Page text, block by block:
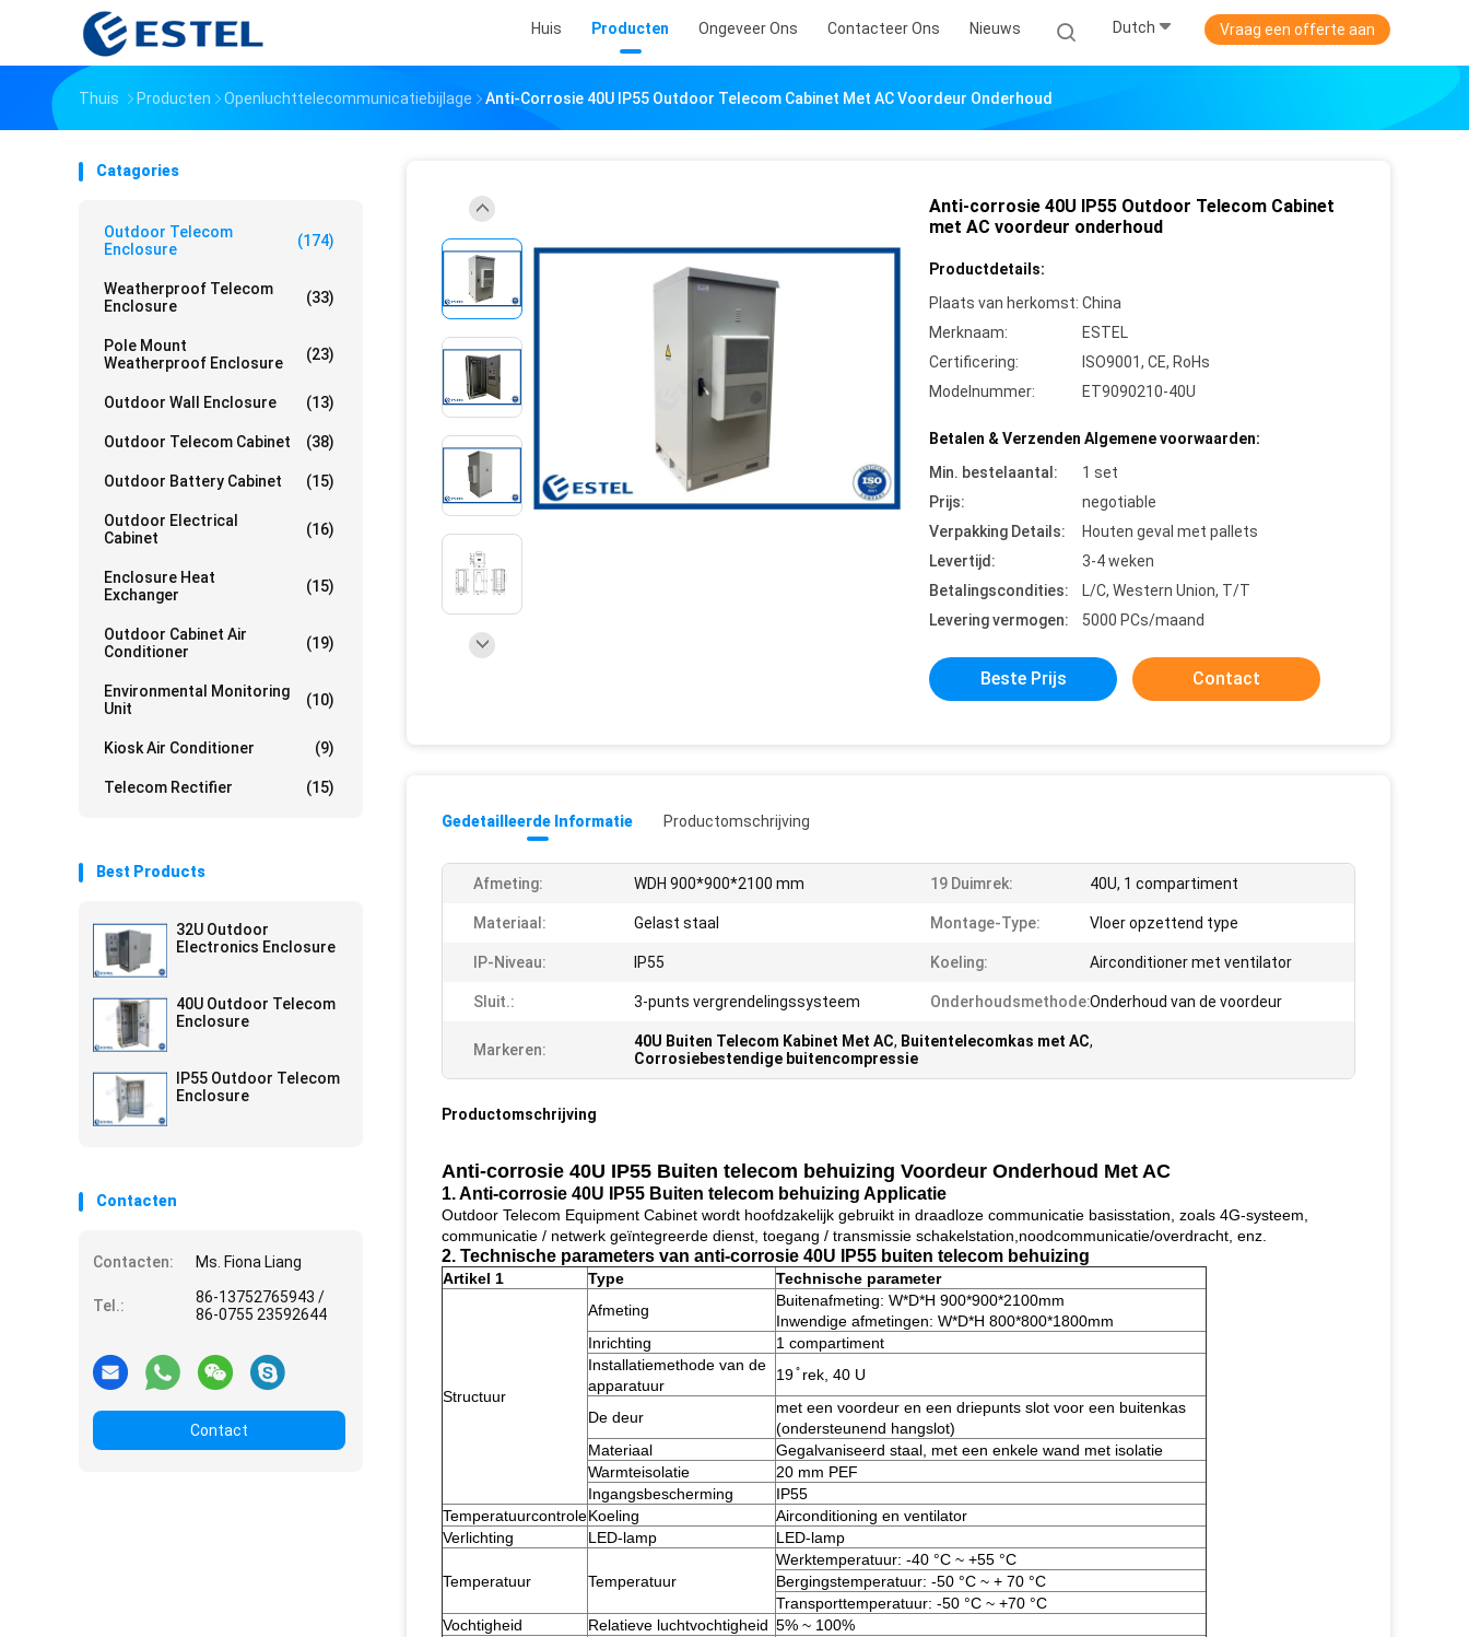
Huis Producten Ongeveer Ons Contacteer Ons Nieuws Dutch Vraag een offerte aan
Thuis Producten Openluchttelecommunicatiebijlage Anti-Corrosie 40U IP55 Outdoor Telecom Cabinet Met AC Voordeur Onderhoud
Catagories
Outdoor Telecom
Enclosure
(174)
Weatherproof Telecom
Enclosure
(33)
Pole Mount
Weatherproof Enclosure
(23)
Outdoor Wall Enclosure (13)
Outdoor Telecom Cabinet (38)
Outdoor Battery Cabinet (15)
Outdoor Electrical
Cabinet
(16)
Enclosure Heat
Exchanger
(15)
Outdoor Cabinet Air
Conditioner
(19)
Environmental Monitoring
Unit
(10)
Kiosk Air Conditioner (9)
Telecom Rectifier (15)
Best Products
32U Outdoor
Electronics Enclosure
40U Outdoor Telecom
Enclosure
IP55 Outdoor Telecom
Enclosure
Contacten
Contacten: Ms. Fiona Liang
Tel.:
86-13752765943 /
86-0755 23592644
Contact
Anti-corrosie 40U IP55 Outdoor Telecom Cabinet
met AC voordeur onderhoud
Productdetails:
Plaats van herkomst: China
Merknaam:
ESTEL
Certificering:
ISO9001, CE, RoHs
Modelnummer:
ET9090210-40U
Betalen & Verzenden Algemene voorwaarden:
Min. bestelaantal:
1 set
Prijs:
negotiable
Verpakking Details:
Houten geval met pallets
Levertijd:
3-4 weken
Betalingscondities:
L/C, Western Union, T/T
Levering vermogen:
5000 PCs/maand
Beste Prijs Contact
Gedetailleerde Informatie Productomschrijving
Afmeting: WDH 900*900*2100 mm 19 Duimrek: 40U, 1 compartiment
Materiaal: Gelast staal Montage-Type: Vloer opzettend type
IP-Niveau: IP55 Koeling: Airconditioner met ventilator
Sluit.: 3-punts vergrendelingssysteem Onderhoudsmethode:Onderhoud van de voordeur
Markeren: 40U Buiten Telecom Kabinet Met AC, Buitentelecomkas met AC,
Corrosiebestendige buitencompressie
Productomschrijving
Anti-corrosie 40U IP55 Buiten telecom behuizing Voordeur Onderhoud Met AC
1. Anti-corrosie 40U IP55 Buiten telecom behuizing Applicatie
Outdoor Telecom Equipment Cabinet wordt hoofdzakelijk gebruikt in draadloze communicatie basisstation, zoals 4G-systeem,
communicatie / netwerk geïntegreerde dienst, toegang / transmissie schakelstation,noodcommunicatie/overdracht, enz.
2. Technische parameters van anti-corrosie 40U IP55 buiten telecom behuizing
Artikel 1 Type Technische parameter
Structuur
Afmeting
Buitenafmeting: W*D*H 900*900*2100mm
Inwendige afmetingen: W*D*H 800*800*1800mm
Inrichting
1 compartiment
Installatiemethode van de
apparatuur
19 ̊ rek, 40 U
De deur
met een voordeur en een driepunts slot voor een buitenkas
(ondersteunend hangslot)
Materiaal
Gegalvaniseerd staal, met een enkele wand met isolatie
Warmteisolatie
20 mm PEF
Ingangsbescherming
IP55
TemperatuurcontroleKoeling
Airconditioning en ventilator
Verlichting
LED-lamp LED-lamp
Temperatuur Temperatuur
Werktemperatuur: -40 °C ~ +55 °C
Bergingstemperatuur: -50 °C ~ + 70 °C
Transporttemperatuur: -50 °C ~ +70 °C
Vochtigheid
Relatieve luchtvochtigheid 5% ~ 100%